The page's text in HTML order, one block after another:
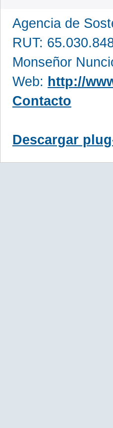
Agencia de
RUT:
Monseñor
Web: http://
Contacto
Descargar